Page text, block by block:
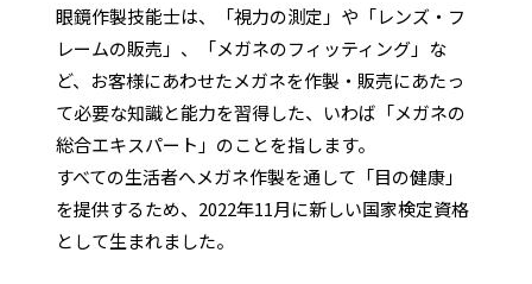
眼鏡作製技能士は、「視力の測定」や「レンズ・フ
レームの販売」、「メガネのフィッティング」な
ど、お客様にあわせたメガネを作製・販売にあたっ
て必要な知識と能力を習得した、いわば「メガネの
総合エキスパート」のことを指します。
すべての生活者へメガネ作製を通して「目の健康」
を提供するため、2022年11月に新しい国家検定資格
として生まれました。